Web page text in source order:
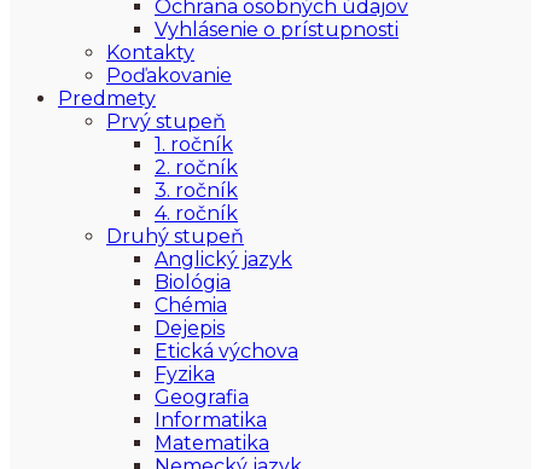
Ochrana osobných údajov
Vyhlásenie o prístupnosti
Kontakty
Poďakovanie
Predmety
Prvý stupeň
1. ročník
2. ročník
3. ročník
4. ročník
Druhý stupeň
Anglický jazyk
Biológia
Chémia
Dejepis
Etická výchova
Fyzika
Geografia
Informatika
Matematika